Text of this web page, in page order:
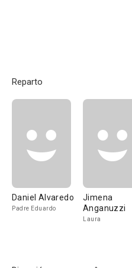
Reparto
Daniel Alvaredo
Padre Eduardo
Jimena
Anganuzzi
Laura